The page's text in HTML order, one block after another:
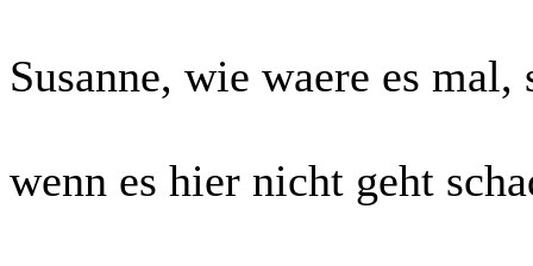
Susanne, wie waere es
wenn es hier nicht geht